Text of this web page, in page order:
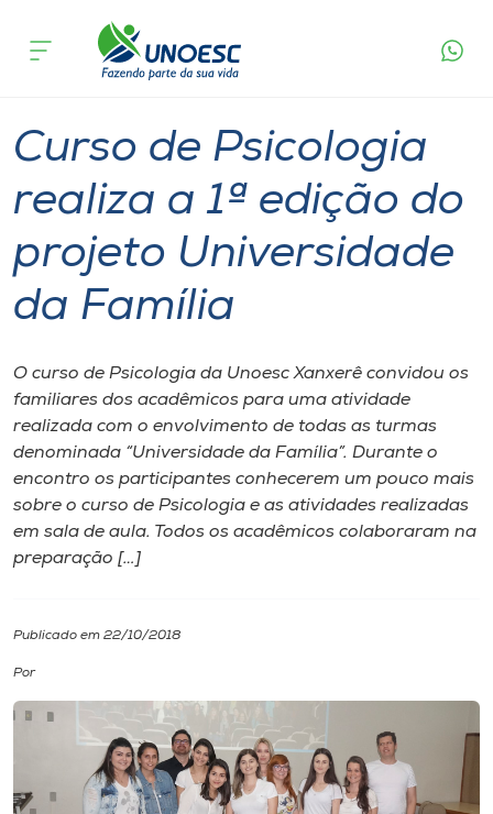
Cursos
Atendimento ao Estudante
Portal de Ensino
A
Internacionalização
I.nova
Cultura
Biblioteca
acontece
Curso de Psicologia
realiza a 1ª edição do
projeto Universidade
da Família
O curso de Psicologia da Unoesc Xanxerê convidou os
familiares dos acadêmicos para uma atividade
realizada com o envolvimento de todas as turmas
denominada “Universidade da Família”. Durante o
encontro os participantes conhecerem um pouco mais
sobre o curso de Psicologia e as atividades realizadas
em sala de aula. Todos os acadêmicos colaboraram na
preparação […]
Publicado em 22/10/2018
Por